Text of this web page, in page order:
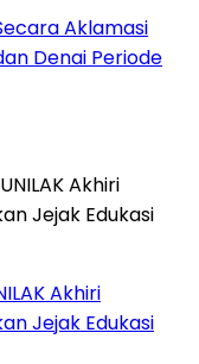
Aklamasi
Denai Periode
Akhiri
Jejak Edukasi